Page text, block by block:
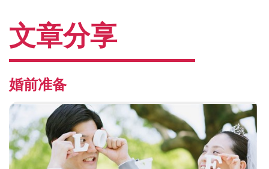
文章分享
婚前准备